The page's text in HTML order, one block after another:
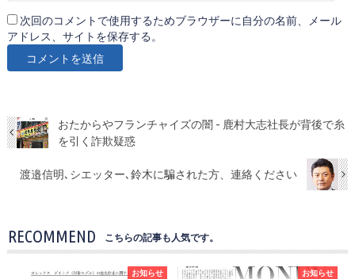
次回のコメントで使用するためブラウザーに自分の名前、メール
アドレス、サイトを保存する。
おたからやフランチャイズの闇 - 鹿村大志社長が背後で糸
を引く詐欺疑惑
渡邉信明､シエッター､鈴木に騙された方、連絡ください
RECOMMEND こちらの記事も人気です。
お知らせ お知らせ